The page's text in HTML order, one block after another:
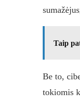
Taip
Be to,
tokiomis